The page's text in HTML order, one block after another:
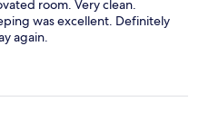
room. Very clean.
was excellent. Definitely
again.